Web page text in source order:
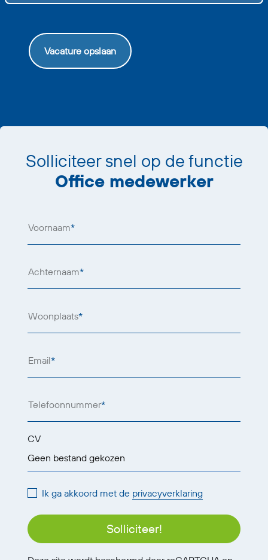
Vacature opslaan
Solliciteer snel op de functie
Office medewerker
Voornaam*
Achternaam*
Woonplaats*
Email*
Telefoonnummer*
CV
Geen bestand gekozen
Ik ga akkoord met de privacyverklaring
Solliciteer!